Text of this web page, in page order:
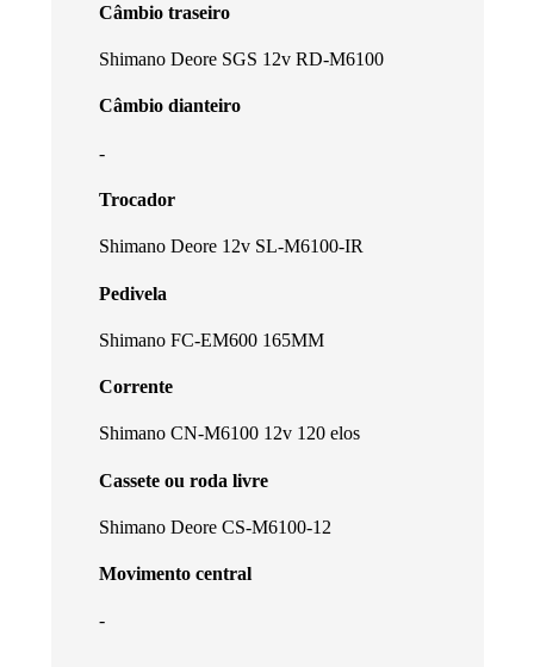
Câmbio traseiro
Shimano Deore SGS 12v RD-M6100
Câmbio dianteiro
-
Trocador
Shimano Deore 12v SL-M6100-IR
Pedivela
Shimano FC-EM600 165MM
Corrente
Shimano CN-M6100 12v 120 elos
Cassete ou roda livre
Shimano Deore CS-M6100-12
Movimento central
-